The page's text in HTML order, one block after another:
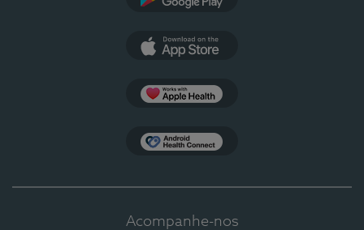
Acompanhe-nos